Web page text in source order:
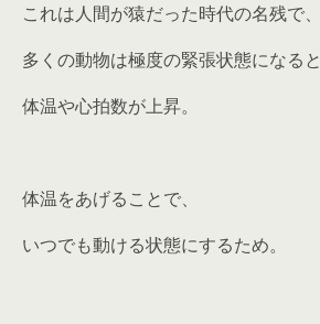
これは人間が猿だった時代の名残で、
多くの動物は極度の緊張状態になると
体温や心拍数が上昇。
体温をあげることで、
いつでも動ける状態にするため。